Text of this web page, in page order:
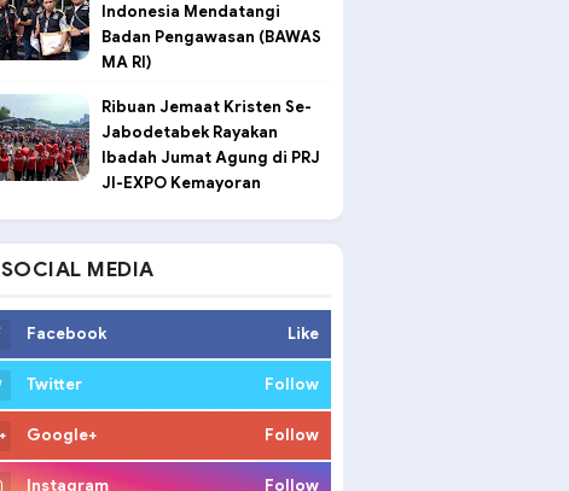
Indonesia Mendatangi
Badan Pengawasan (BAWAS
MA RI)
Ribuan Jemaat Kristen Se-
Jabodetabek Rayakan
Ibadah Jumat Agung di PRJ
JI-EXPO Kemayoran
SOCIAL MEDIA
Facebook Like
Twitter Follow
Google+ Follow
Instagram Follow